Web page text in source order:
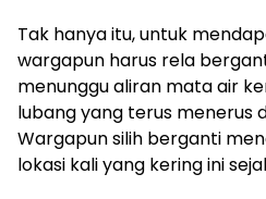
Tak hanya itu, untuk
wargapun harus rela
menunggu aliran mata air
lubang yang terus menerus
Wargapun silih berganti
lokasi kali yang kering ini